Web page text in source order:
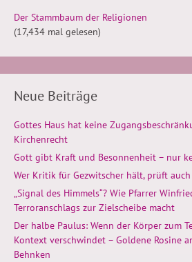
Der Stammbaum der Religionen
(17,434 mal gelesen)
Neue Beiträge
Gottes Haus hat keine
Kirchenrecht
Gott gibt Kraft und Besonnenheit – nur
Wer Kritik für Gezwitscher hält, prüft
„Signal des Himmels“? Wie Pfarrer
Terroranschlags zur Zielscheibe macht
Der halbe Paulus: Wenn der Körper zum
Kontext verschwindet – Goldene Rosine
Behnken